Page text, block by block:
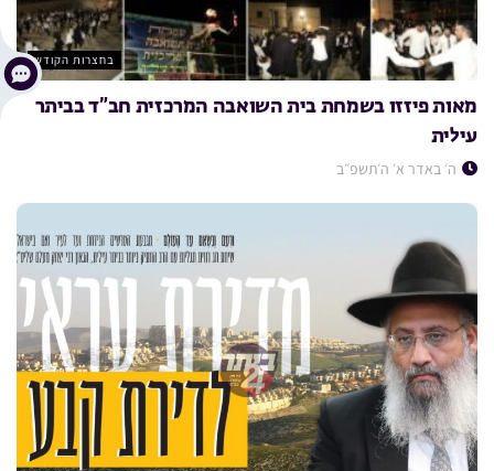
בחצרות הקודש
מאות פיזזו בשמחת בית השואבה המרכזית חב”ד בביתר
עילית
ה׳ באדר א׳ ה׳תשפ״ב